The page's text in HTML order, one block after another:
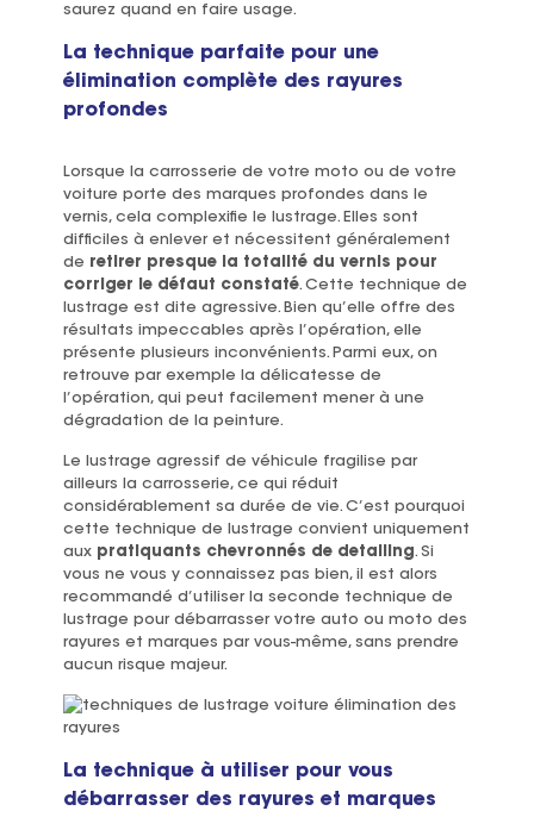
saurez quand en faire usage.
La technique parfaite pour une
élimination complète des rayures
profondes
Lorsque la carrosserie de votre moto ou de votre
voiture porte des marques profondes dans le
vernis, cela complexifie le lustrage. Elles sont
difficiles à enlever et nécessitent généralement
de retirer presque la totalité du vernis pour
corriger le défaut constaté. Cette technique de
lustrage est dite agressive. Bien qu’elle offre des
résultats impeccables après l’opération, elle
présente plusieurs inconvénients. Parmi eux, on
retrouve par exemple la délicatesse de
l’opération, qui peut facilement mener à une
dégradation de la peinture.
Le lustrage agressif de véhicule fragilise par
ailleurs la carrosserie, ce qui réduit
considérablement sa durée de vie. C’est pourquoi
cette technique de lustrage convient uniquement
aux pratiquants chevronnés de detailing. Si
vous ne vous y connaissez pas bien, il est alors
recommandé d’utiliser la seconde technique de
lustrage pour débarrasser votre auto ou moto des
rayures et marques par vous-même, sans prendre
aucun risque majeur.
La technique à utiliser pour vous
débarrasser des rayures et marques